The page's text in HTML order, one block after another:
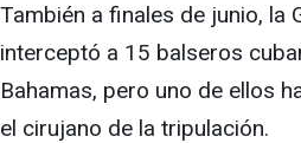
También a finales de junio, la
interceptó a 15 balseros
Bahamas, pero uno de ellos
el cirujano de la tripulación.